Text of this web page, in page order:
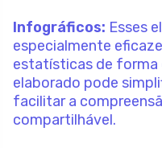
Infográficos: Esses
especialmente
estatísticas de forma
elaborado pode
facilitar a
compartilhável.